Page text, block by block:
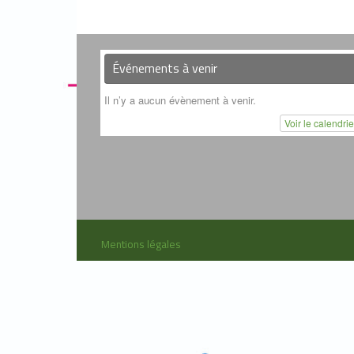
Événements à venir
Il n’y a aucun évènement à venir.
Voir le
Mentions légales